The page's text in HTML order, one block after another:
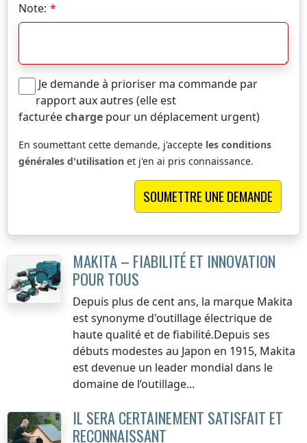
Note:
Je demande à prioriser ma commande par
rapport aux autres (elle est
facturéecharge pour un déplacement urgent)
En soumettant cette demande, j'accepte les conditions
générales d'utilisation et j'en ai pris connaissance.
MAKITA – FIABILITÉ ET INNOVATION
POUR TOUS
Depuis plus de cent ans, la marque Makita
est synonyme d'outillage électrique de
haute qualité et de fiabilité.Depuis ses
débuts modestes au Japon en 1915, Makita
est devenue un leader mondial dans le
domaine de l’outillage...
IL SERA CERTAINEMENT SATISFAIT ET
RECONNAISSANT